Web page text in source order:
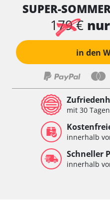
SUPER-
179 €
in den
mit 30
innerhalb
Schneller
innerhalb